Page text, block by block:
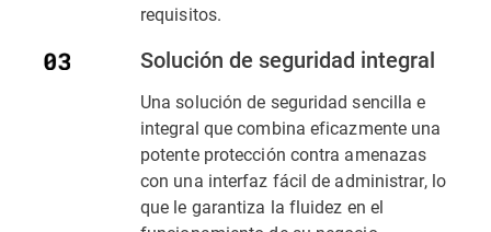
requisitos.
Solución de seguridad integral
Una solución de seguridad sencilla e
integral que combina eficazmente una
potente protección contra amenazas
con una interfaz fácil de administrar, lo
que le garantiza la fluidez en el